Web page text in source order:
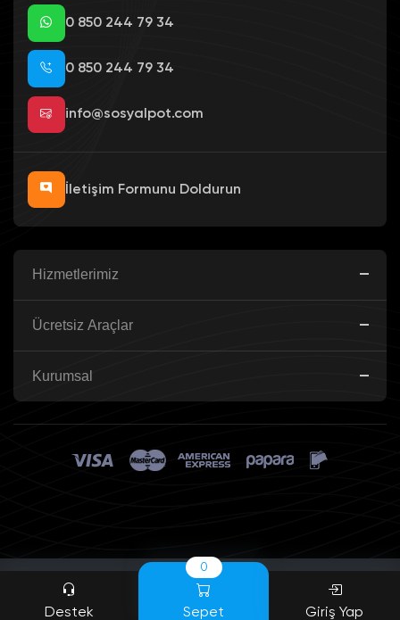
0 850 244 79 34
0 850 244 79 34
info@sosyalpot.com
İletişim Formunu Doldurun
Hizmetlerimiz
Ücretsiz Araçlar
Kurumsal
Destek Sepet
0
Giriş Yap